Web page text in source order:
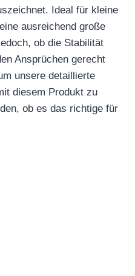
Ideal für kleine
ausreichend große
ob die Stabilität
Ansprüchen gerecht
unsere detaillierte
diesem Produkt zu
ob es das richtige für